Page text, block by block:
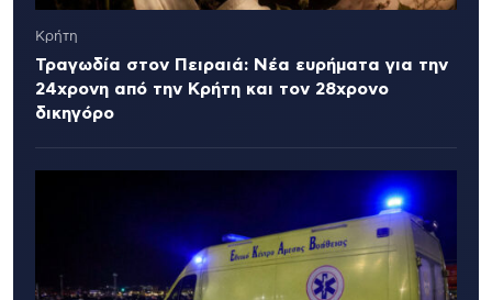
Κρήτη
Τραγωδία στον Πειραιά: Νέα ευρήματα για την
24χρονη από την Κρήτη και τον 28χρονο
δικηγόρο